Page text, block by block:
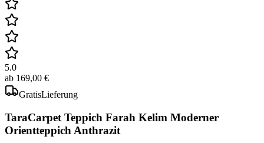
5.0
ab 169,00 €
GratisLieferung
TaraCarpet Teppich Farah Kelim Moderner
Orientteppich Anthrazit